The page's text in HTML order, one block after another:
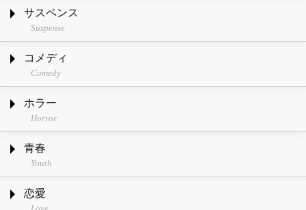
サスペンス
Suspense
コメディ
Comedy
ホラー
Horror
青春
Youth
恋愛